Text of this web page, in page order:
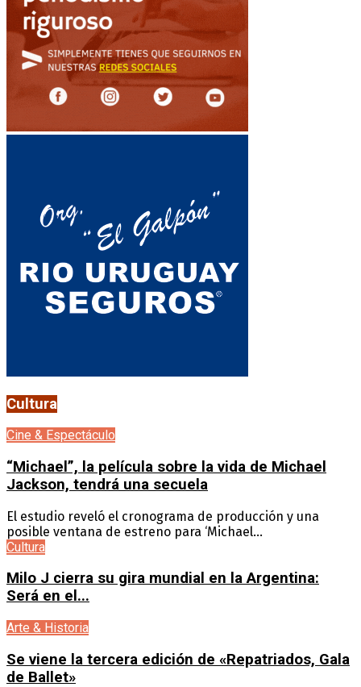
Cultura
Cine & Espectáculo
“Michael”, la película sobre la vida de Michael
Jackson, tendrá una secuela
El estudio reveló el cronograma de producción y una
posible ventana de estreno para ‘Michael...
Cultura
Milo J cierra su gira mundial en la Argentina:
Será en el...
Arte & Historia
Se viene la tercera edición de «Repatriados, Gala
de Ballet»